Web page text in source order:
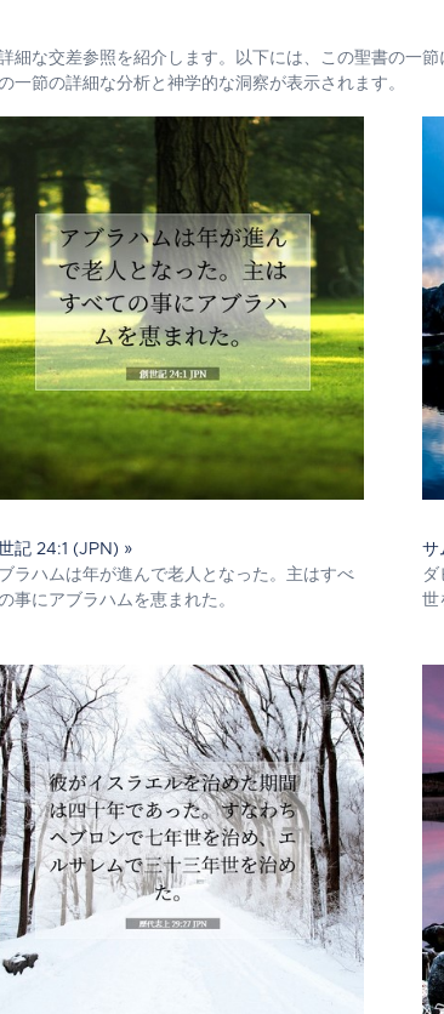
細な交差参照を紹介します。以下には、この聖書の一
節の詳細な分析と神学的な洞察が表示されます。
記 24:1 (JPN) »
ラハムは年が進んで老人となった。主はすべ
事にアブラハムを恵まれた。
サ
ダ
世